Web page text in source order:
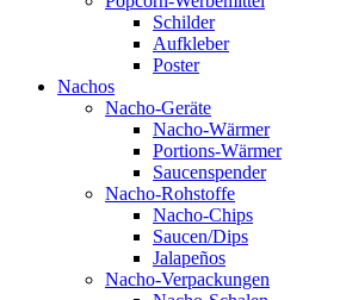
Schilder
Aufkleber
Poster
Nachos
Nacho-Geräte
Nacho-Wärmer
Portions-Wärmer
Saucenspender
Nacho-Rohstoffe
Nacho-Chips
Saucen/Dips
Jalapeños
Nacho-Verpackungen